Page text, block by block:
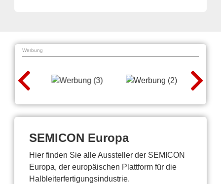
Werbung
SEMICON Europa
Hier finden Sie alle Aussteller der SEMICON
Europa, der europäischen Plattform für die
Halbleiterfertigungsindustrie.